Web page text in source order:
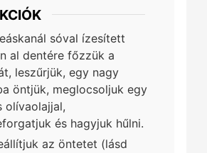
sóval ízesített
al dentére főzzük a
leszűrjük, egy nagy
öntjük, meglocsoljuk egy
olívaolajjal,
és hagyjuk hűlni.
az öntetet (lásd